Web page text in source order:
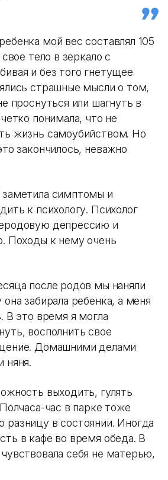
мой вес составлял 105
тело в зеркало с
и без того гнетущее
страшные мысли о том,
проснуться или шагнуть в
понимала, что не
жизнь самоубийством. Но
закончилось, неважно
симптомы и
к психологу. Психолог
депрессию и
Походы к нему очень
после родов мы наняли
забирала ребенка, а меня
В это время я могла
восполнить свое
Домашними делами
няня.
выходить, гулять
час в парке тоже
в состоянии. Иногда
в кафе во время обеда. В
себя не матерью,